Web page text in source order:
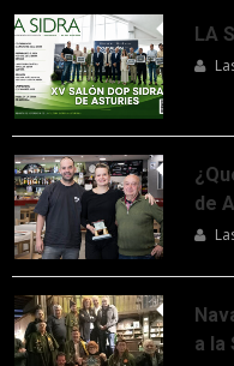
LA
de
a la